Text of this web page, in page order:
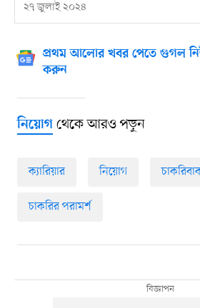
২৭ জুলাই ২০২৪
প্রথম আলোর খবর পেতে গুগল
করুন
নিয়োগথেকে আরও পড়ুন
ক্যারিয়ার নিয়োগ
চাকরির পরামর্শ